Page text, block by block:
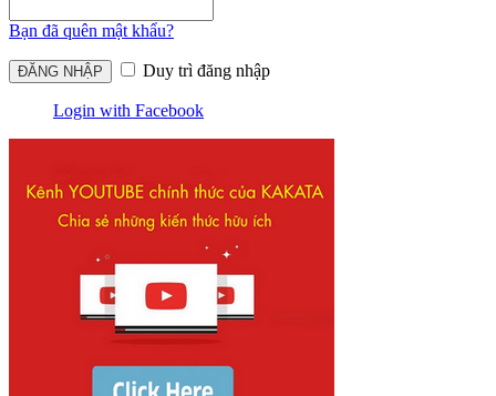
Bạn đã quên mật khẩu?
Duy trì đăng nhập
Login with Facebook